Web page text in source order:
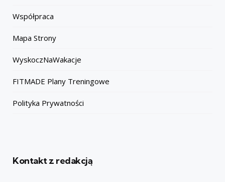
Współpraca
Mapa Strony
WyskoczNaWakacje
FITMADE Plany Treningowe
Polityka Prywatności
Kontakt z redakcją